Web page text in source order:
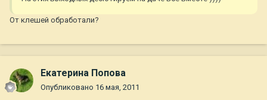
От клешей обработали?
Екатерина Попова
Опубликовано 16 мая, 2011